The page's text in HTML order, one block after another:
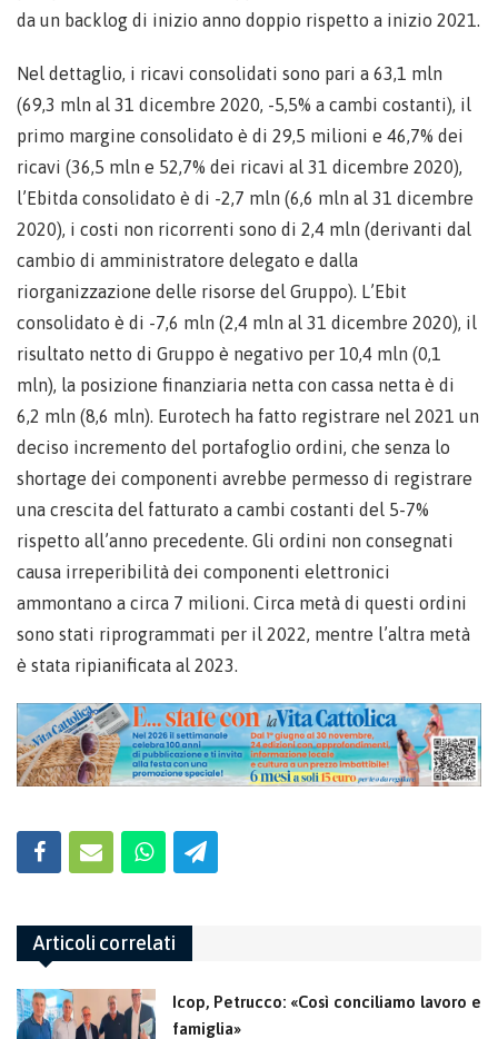
da un backlog di inizio anno doppio rispetto a inizio 2021.
Nel dettaglio, i ricavi consolidati sono pari a 63,1 mln
(69,3 mln al 31 dicembre 2020, -5,5% a cambi costanti), il
primo margine consolidato è di 29,5 milioni e 46,7% dei
ricavi (36,5 mln e 52,7% dei ricavi al 31 dicembre 2020),
l’Ebitda consolidato è di -2,7 mln (6,6 mln al 31 dicembre
2020), i costi non ricorrenti sono di 2,4 mln (derivanti dal
cambio di amministratore delegato e dalla
riorganizzazione delle risorse del Gruppo). L’Ebit
consolidato è di -7,6 mln (2,4 mln al 31 dicembre 2020), il
risultato netto di Gruppo è negativo per 10,4 mln (0,1
mln), la posizione finanziaria netta con cassa netta è di
6,2 mln (8,6 mln). Eurotech ha fatto registrare nel 2021 un
deciso incremento del portafoglio ordini, che senza lo
shortage dei componenti avrebbe permesso di registrare
una crescita del fatturato a cambi costanti del 5-7%
rispetto all’anno precedente. Gli ordini non consegnati
causa irreperibilità dei componenti elettronici
ammontano a circa 7 milioni. Circa metà di questi ordini
sono stati riprogrammati per il 2022, mentre l’altra metà
è stata ripianificata al 2023.
Articoli correlati
Icop, Petrucco: «Così conciliamo lavoro e
famiglia»